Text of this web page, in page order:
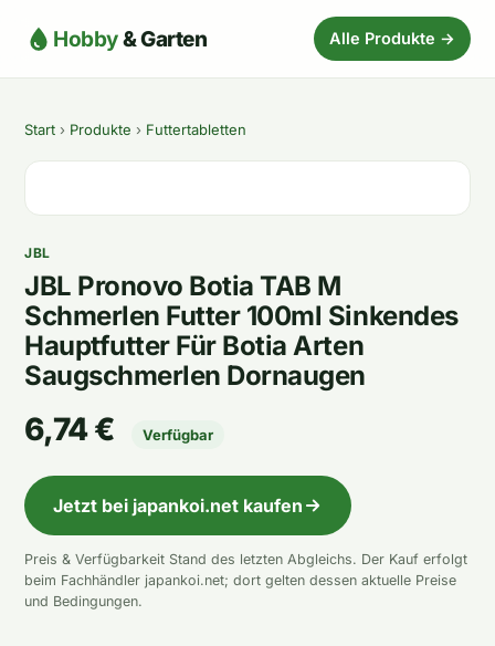
Hobby& Garten Alle Produkte →
Start › Produkte › Futtertabletten
JBL
JBL Pronovo Botia TAB M
Schmerlen Futter 100ml Sinkendes
Hauptfutter Für Botia Arten
Saugschmerlen Dornaugen
6,74 € Verfügbar
Jetzt bei japankoi.net kaufen
Preis & Verfügbarkeit Stand des letzten Abgleichs. Der Kauf erfolgt
beim Fachhändler japankoi.net; dort gelten dessen aktuelle Preise
und Bedingungen.